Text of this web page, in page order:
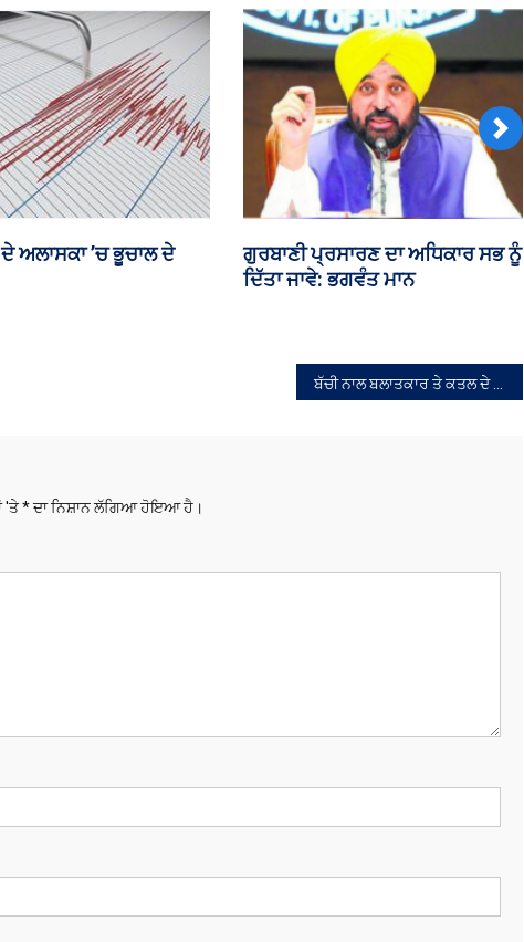
ਦੀ ਸਾਬਕਾ ਮੁੱਖ ਮੰਤਰੀ
ਦੇ ਕਾਫ਼ਲੇ ‘ਤੇ ਹਮਲਾ
ਟਰਾਲੇ ਨੇ ਵੈਨ ਨੂੰ ਟੱਕਰ ਮਾਰੀ, 6 ਮੌਤਾਂ
Next
'ਤੇ*ਦਾ ਨਿਸ਼ਾਨ ਲੱਗਿਆ ਹੋਇਆ ਹੈ।